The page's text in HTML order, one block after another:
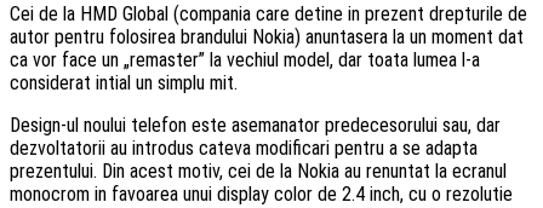
Cei de la HMD Global (compania care detine in prezent drepturile de
autor pentru folosirea brandului Nokia) anuntasera la un moment dat
ca vor face un „remaster” la vechiul model, dar toata lumea l-a
considerat intial un simplu mit.
Design-ul noului telefon este asemanator predecesorului sau, dar
dezvoltatorii au introdus cateva modificari pentru a se adapta
prezentului. Din acest motiv, cei de la Nokia au renuntat la ecranul
monocrom in favoarea unui display color de 2.4 inch, cu o rezolutie